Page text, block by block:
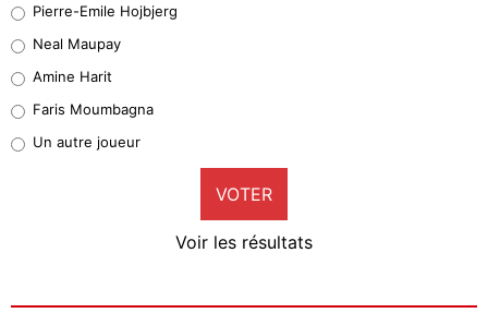
4%
1%
9%
Pierre-Emile Hojbjerg
Neal Maupay
Amine Harit
Faris Moumbagna
Un autre joueur
VOTER
Voir les résultats